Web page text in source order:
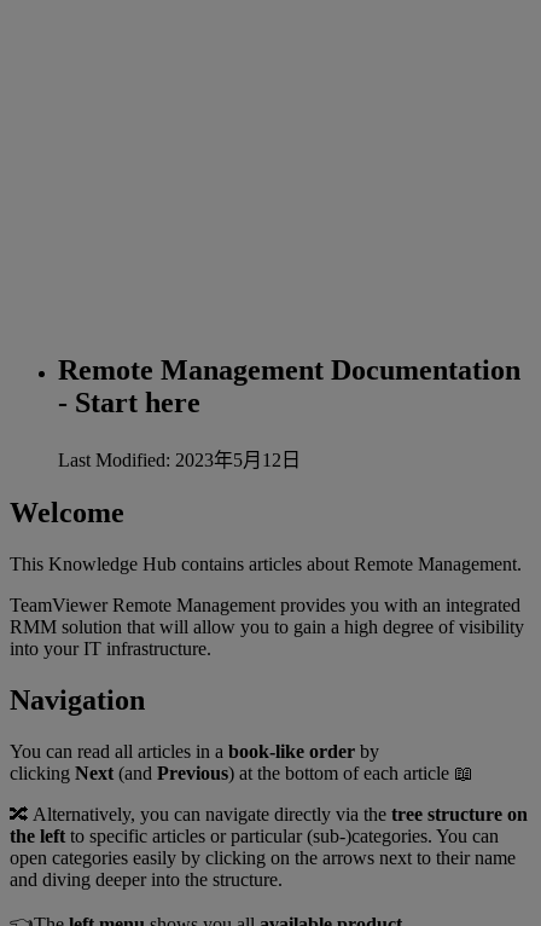
Remote Management Documentation
- Start here
Last Modified: 2023年5月12日
Welcome
This Knowledge Hub contains articles about Remote Management.
TeamViewer Remote Management provides you with an integrated
RMM solution that will allow you to gain a high degree of visibility
into your IT infrastructure.
Navigation
You can read all articles in a book-like order by
clicking Next (and Previous) at the bottom of each article 📖
🔀 ​Alternatively, you can navigate directly via the tree structure on
the left to specific articles or particular (sub-)categories. You can
open categories easily by clicking on the arrows next to their name
and diving deeper into the structure.